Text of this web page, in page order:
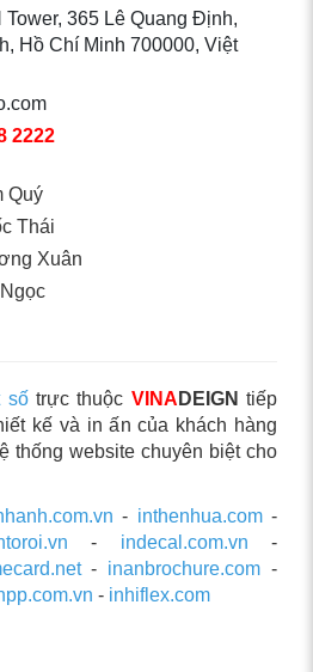
Tower, 365 Lê Quang Định,
Hồ Chí Minh 700000, Việt
2222
Quý
Thái
Xuân
sốtrực thuộc VINA DEIGN tiếp
kế và in ấn của khách hàng
thống website chuyên biệt cho
- inthenhua.com-
- indecal.com.vn -
- inanbrochure.com -
- inhiflex.com